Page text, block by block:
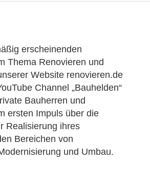
erscheinenden
Thema Renovieren und
Website renovieren.de
Channel „Bauhelden“
Bauherren und
ersten Impuls über die
Realisierung ihres
Bereichen von
und Umbau.